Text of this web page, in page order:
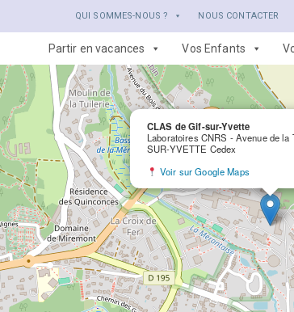
QUI SOMMES-NOUS ? NOUS CONTACTER
Partir en vacances Vos Enfants
CLAS de Gif-sur-Yvette
Laboratoires CNRS - Avenue de la
SUR-YVETTE Cedex
Voir sur Google Maps